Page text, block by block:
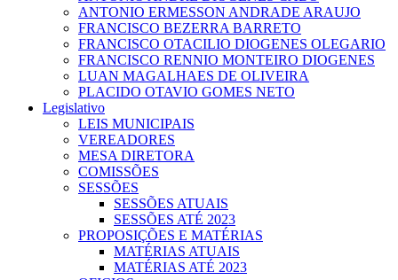
ANTONIO ERMESSON ANDRADE ARAUJO
FRANCISCO BEZERRA BARRETO
FRANCISCO OTACILIO DIOGENES OLEGARIO
FRANCISCO RENNIO MONTEIRO DIOGENES
LUAN MAGALHAES DE OLIVEIRA
PLACIDO OTAVIO GOMES NETO
Legislativo
LEIS MUNICIPAIS
VEREADORES
MESA DIRETORA
COMISSÕES
SESSÕES
SESSÕES ATUAIS
SESSÕES ATÉ 2023
PROPOSIÇÕES E MATÉRIAS
MATÉRIAS ATUAIS
MATÉRIAS ATÉ 2023